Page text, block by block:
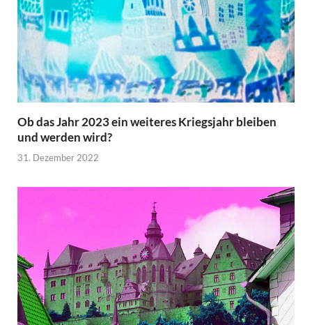
Ob das Jahr 2023 ein weiteres Kriegsjahr bleiben
und werden wird?
31. Dezember 2022